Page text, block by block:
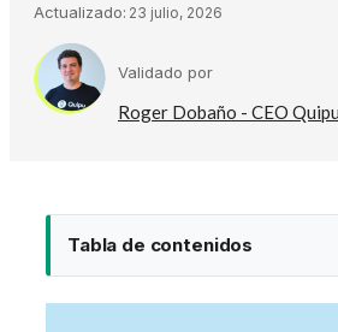
Actualizado: 23 julio, 2026
Validado por
Roger Dobaño - CEO Quipu
Tabla de contenidos